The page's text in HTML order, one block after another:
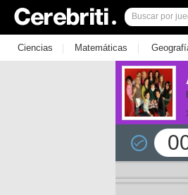
Ciencias | Matemáticas |